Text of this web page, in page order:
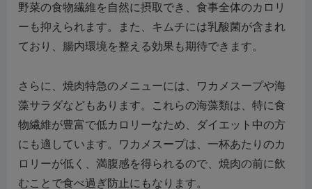
野菜の食物繊維を自然に摂取でき、食事全体のカロリ
ーも抑えられます。また、キムチには乳酸菌が含まれ
ており、腸内環境を整える効果も期待できます。
さらに、焼肉特急のメニューには、ワカメスープや海
藻サラダなどもあります。これらの海藻類は、特に食
物繊維が豊富で低カロリーなため、ダイエット中の方
にも適しています。ワカメスープは、一杯あたりのカ
ロリーが低く、満腹感を得られるので、焼肉の前に飲
むことで食べ過ぎ防止にもなります。